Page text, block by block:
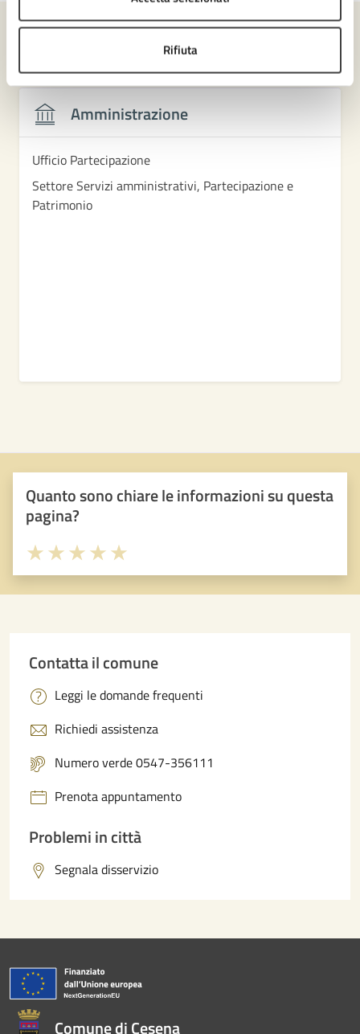
Rifiuta
Contenuti correlati
Amministrazione
Ufficio Partecipazione
Settore Servizi amministrativi, Partecipazione e
Patrimonio
Quanto sono chiare le informazioni su questa
pagina?
Valuta 5 stelle su 5
Valuta 4 stelle su 5
Valuta 3 stelle su 5
Valuta 2 stelle su 5
Valuta 1 stelle su 5
Contatta il comune
Leggi le domande frequenti
Richiedi assistenza
Numero verde 0547-356111
Prenota appuntamento
Problemi in città
Segnala disservizio
Comune di Cesena